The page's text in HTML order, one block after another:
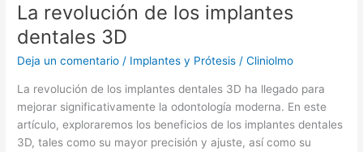
La revolución de los implantes
dentales 3D
Deja un comentario / Implantes y Prótesis /Cliniolmo
La revolución de los implantes dentales 3D ha llegado para
mejorar significativamente la odontología moderna. En este
artículo, exploraremos los beneficios de los implantes dentales
3D, tales como su mayor precisión y ajuste, así como su
de
los
implantes
dentales